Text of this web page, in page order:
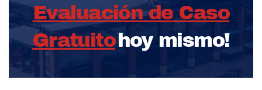
Evaluación de Caso
Gratuitohoy mismo!